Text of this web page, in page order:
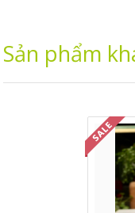
Sản phẩm